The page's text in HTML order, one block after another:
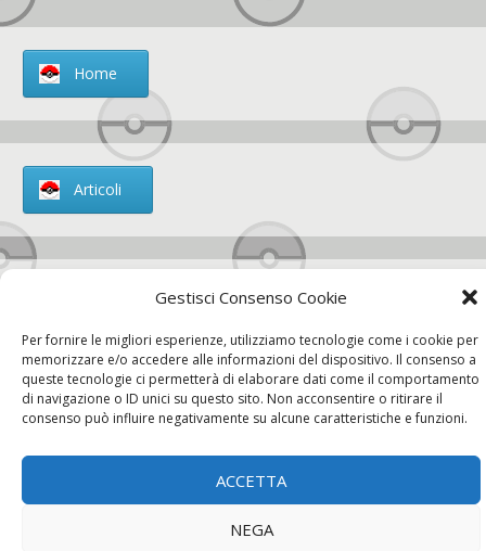
Gestisci Consenso Cookie
Per fornire le migliori esperienze, utilizziamo tecnologie come i cookie per
memorizzare e/o accedere alle informazioni del dispositivo. Il consenso a
queste tecnologie ci permetterà di elaborare dati come il comportamento
di navigazione o ID unici su questo sito. Non acconsentire o ritirare il
consenso può influire negativamente su alcune caratteristiche e funzioni.
ACCETTA
NEGA
Home
Articoli
Chi siamo
Contatti